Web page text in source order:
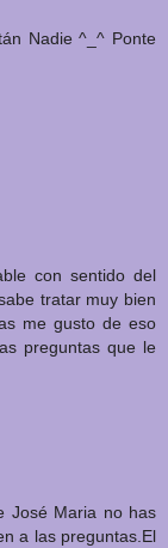
Nadie ^_^ Ponte
con sentido del
tratar muy bien
me gusto de eso
preguntas que le
José Maria no has
a las preguntas.El